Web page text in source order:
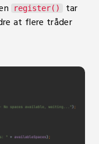
register()
tar
at flere tråder